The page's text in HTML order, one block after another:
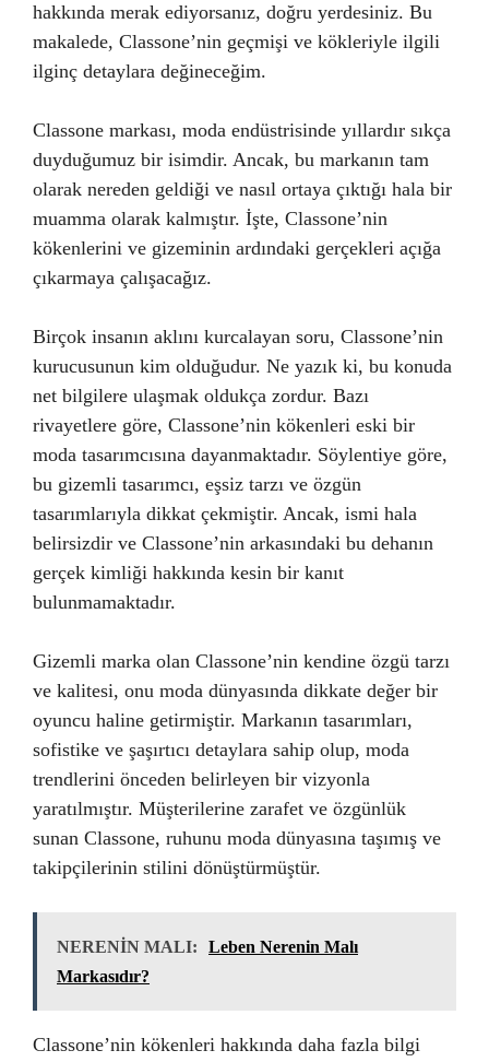
hakkında merak ediyorsanız, doğru yerdesiniz. Bu
makalede, Classone’nin geçmişi ve kökleriyle ilgili
ilginç detaylara değineceğim.
Classone markası, moda endüstrisinde yıllardır sıkça
duyduğumuz bir isimdir. Ancak, bu markanın tam
olarak nereden geldiği ve nasıl ortaya çıktığı hala bir
muamma olarak kalmıştır. İşte, Classone’nin
kökenlerini ve gizeminin ardındaki gerçekleri açığa
çıkarmaya çalışacağız.
Birçok insanın aklını kurcalayan soru, Classone’nin
kurucusunun kim olduğudur. Ne yazık ki, bu konuda
net bilgilere ulaşmak oldukça zordur. Bazı
rivayetlere göre, Classone’nin kökenleri eski bir
moda tasarımcısına dayanmaktadır. Söylentiye göre,
bu gizemli tasarımcı, eşsiz tarzı ve özgün
tasarımlarıyla dikkat çekmiştir. Ancak, ismi hala
belirsizdir ve Classone’nin arkasındaki bu dehanın
gerçek kimliği hakkında kesin bir kanıt
bulunmamaktadır.
Gizemli marka olan Classone’nin kendine özgü tarzı
ve kalitesi, onu moda dünyasında dikkate değer bir
oyuncu haline getirmiştir. Markanın tasarımları,
sofistike ve şaşırtıcı detaylara sahip olup, moda
trendlerini önceden belirleyen bir vizyonla
yaratılmıştır. Müşterilerine zarafet ve özgünlük
sunan Classone, ruhunu moda dünyasına taşımış ve
takipçilerinin stilini dönüştürmüştür.
NERENİN MALI:
Leben Nerenin Malı
Markasıdır?
Classone’nin kökenleri hakkında daha fazla bilgi